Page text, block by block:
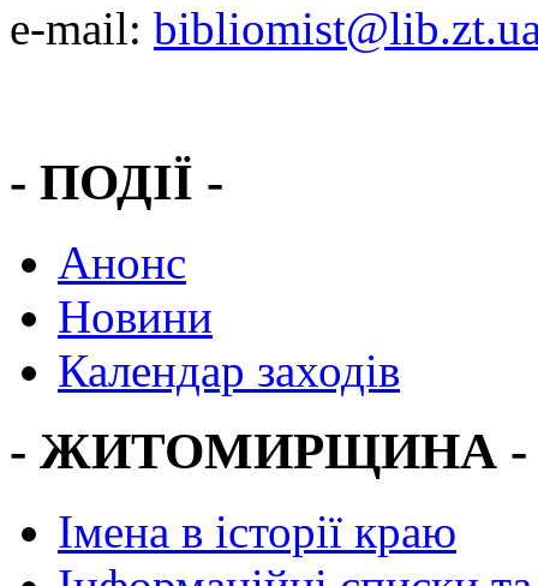
e-mail:
- ПОДІЇ -
Анонс
Новини
Календар заходів
- ЖИТОМИРЩИНА -
Імена в історії краю